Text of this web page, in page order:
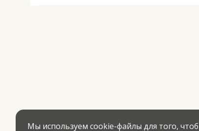
Мы используем cookie-файлы для того,